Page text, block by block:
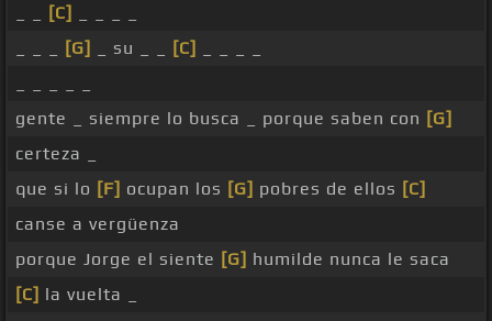
[C]
[G] _ su _ _ [C]
gente _ siempre lo busca _ porque saben con [G]
certeza _
que si lo [F] ocupan los [G] pobres de ellos [C]
canse a vergüenza
porque Jorge el siente [G] humilde nunca le saca
[C] la vuelta _